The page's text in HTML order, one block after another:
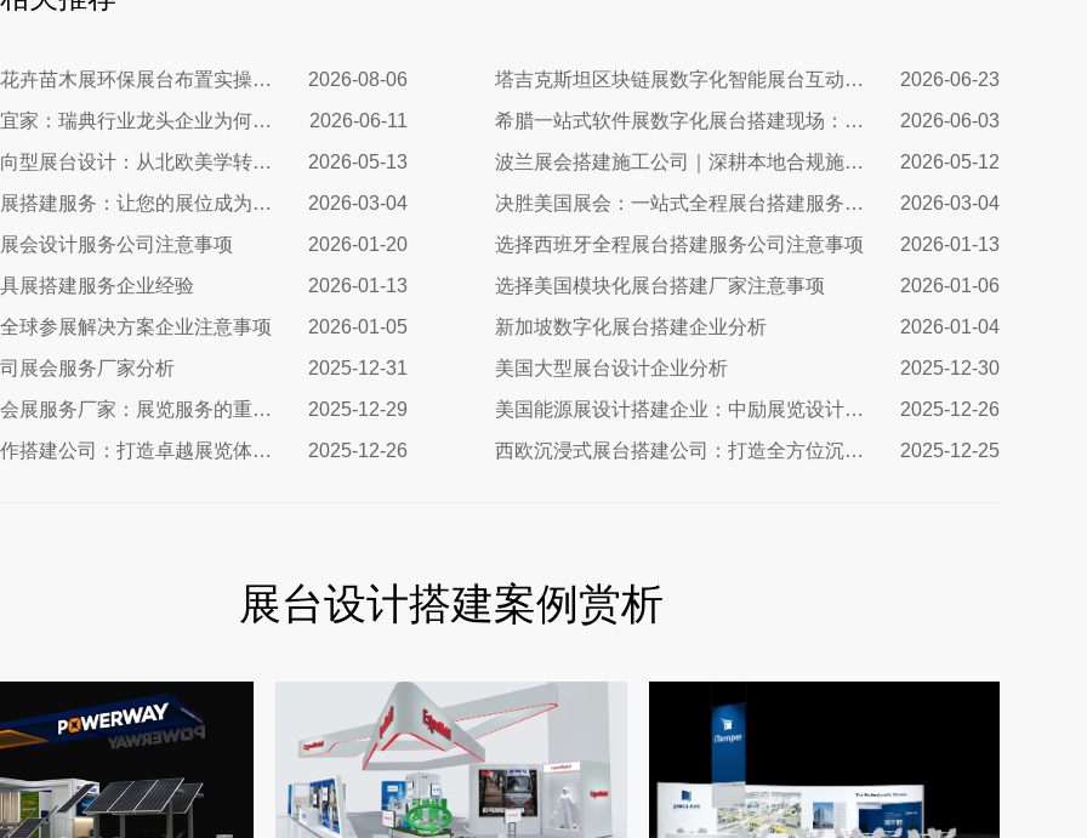
墨西哥跨境花卉苗木展环保展台布置实操指南：避开行业骗局，靠绿色展台拿下北美花卉订单 2026-08-06 塔吉克斯坦区块链展数字化智能展台互动区全方案：高转化、可溯源、适配中亚数字市场的展台搭建指南
2026-06-23
从沃尔沃到宜家：瑞典行业龙头企业为何信赖我们的展台设计？
2026-06-11 希腊一站式软件展数字化展台搭建现场：科技赋能出海，打造欧洲数字展示新标杆
2026-06-03
挪威营销导向型展台设计：从北欧美学转化为商业增长
2026-05-13 波兰展会搭建施工公司｜深耕本地合规施工，助力中国企业高效出海参展
2026-05-12
匈牙利玩具展搭建服务：让您的展位成为布达佩斯最闪亮的明星
2026-03-04 决胜美国展会：一站式全程展台搭建服务，如何助您抢占市场先机
2026-03-04
会设计服务公司注意事项
2026-01-20 选择西班牙全程展台搭建服务公司注意事项
2026-01-13
展搭建服务企业经验
2026-01-13 选择美国模块化展台搭建厂家注意事项
2026-01-06
球参展解决方案企业注意事项
2026-01-05 新加坡数字化展台搭建企业分析
2026-01-04
展会服务厂家分析
2025-12-31 美国大型展台设计企业分析
2025-12-30
德国化工展会展服务厂家：展览服务的重要性及选择指南
2025-12-29 美国能源展设计搭建企业：中励展览设计搭建公司
2025-12-26
德国展台制作搭建公司：打造卓越展览体验的专业选择
2025-12-26 西欧沉浸式展台搭建公司：打造全方位沉浸式展览体验 2025-12-25
展台设计搭建案例赏析